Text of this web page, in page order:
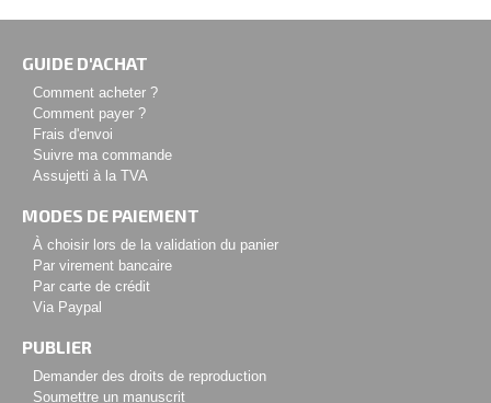
GUIDE D'ACHAT
Comment acheter ?
Comment payer ?
Frais d'envoi
Suivre ma commande
Assujetti à la TVA
MODES DE PAIEMENT
À choisir lors de la validation du panier
Par virement bancaire
Par carte de crédit
Via Paypal
PUBLIER
Demander des droits de reproduction
Soumettre un manuscrit